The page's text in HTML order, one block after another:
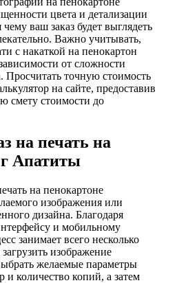
цвета и детализации
ваш заказ будет выглядеть
Важно учитывать,
с накаткой на пенокартон
от сложности
Просчитать точную стоимость
на сайте, предоставив
смету стоимости до
на печать на
Апатиты
на пенокартоне
изображения или
дизайна. Благодаря
и мобильному
занимает всего несколько
изображение
желаемые параметры
и количество копий, а затем